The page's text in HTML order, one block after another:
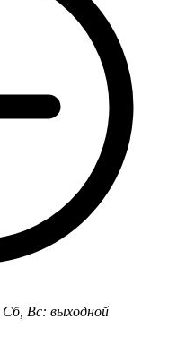
Сб, Вс: выходной